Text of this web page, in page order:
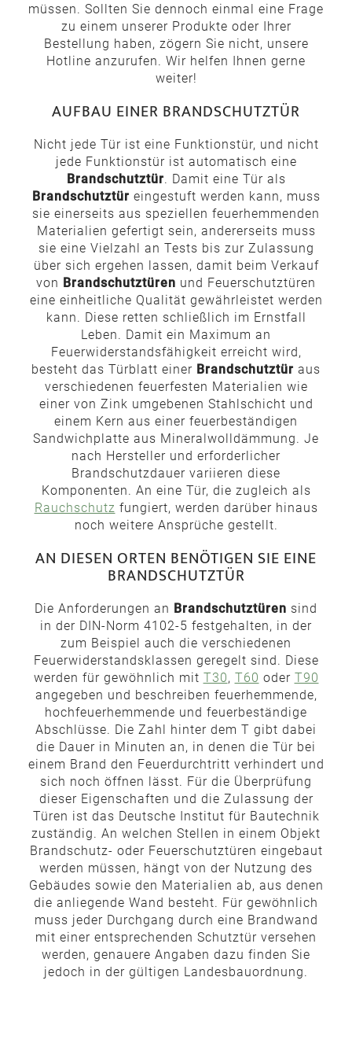
müssen. Sollten Sie dennoch einmal eine Frage
zu einem unserer Produkte oder Ihrer
Bestellung haben, zögern Sie nicht, unsere
Hotline anzurufen. Wir helfen Ihnen gerne
weiter!
AUFBAU EINER BRANDSCHUTZTÜR
Nicht jede Tür ist eine Funktionstür, und nicht
jede Funktionstür ist automatisch eine
Brandschutztür. Damit eine Tür als
Brandschutztür eingestuft werden kann, muss
sie einerseits aus speziellen feuerhemmenden
Materialien gefertigt sein, andererseits muss
sie eine Vielzahl an Tests bis zur Zulassung
über sich ergehen lassen, damit beim Verkauf
von Brandschutztüren und Feuerschutztüren
eine einheitliche Qualität gewährleistet werden
kann. Diese retten schließlich im Ernstfall
Leben. Damit ein Maximum an
Feuerwiderstandsfähigkeit erreicht wird,
besteht das Türblatt einer Brandschutztür aus
verschiedenen feuerfesten Materialien wie
einer von Zink umgebenen Stahlschicht und
einem Kern aus einer feuerbeständigen
Sandwichplatte aus Mineralwolldämmung. Je
nach Hersteller und erforderlicher
Brandschutzdauer variieren diese
Komponenten. An eine Tür, die zugleich als
Rauchschutz fungiert, werden darüber hinaus
noch weitere Ansprüche gestellt.
AN DIESEN ORTEN BENÖTIGEN SIE EINE
BRANDSCHUTZTÜR
Die Anforderungen an Brandschutztüren sind
in der DIN-Norm 4102-5 festgehalten, in der
zum Beispiel auch die verschiedenen
Feuerwiderstandsklassen geregelt sind. Diese
werden für gewöhnlich mit T30, T60 oder T90
angegeben und beschreiben feuerhemmende,
hochfeuerhemmende und feuerbeständige
Abschlüsse. Die Zahl hinter dem T gibt dabei
die Dauer in Minuten an, in denen die Tür bei
einem Brand den Feuerdurchtritt verhindert und
sich noch öffnen lässt. Für die Überprüfung
dieser Eigenschaften und die Zulassung der
Türen ist das Deutsche Institut für Bautechnik
zuständig. An welchen Stellen in einem Objekt
Brandschutz- oder Feuerschutztüren eingebaut
werden müssen, hängt von der Nutzung des
Gebäudes sowie den Materialien ab, aus denen
die anliegende Wand besteht. Für gewöhnlich
muss jeder Durchgang durch eine Brandwand
mit einer entsprechenden Schutztür versehen
werden, genauere Angaben dazu finden Sie
jedoch in der gültigen Landesbauordnung.